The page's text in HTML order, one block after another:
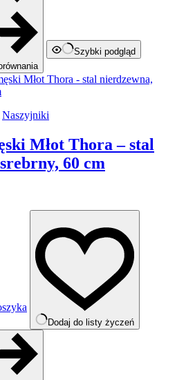
Szybki podgląd
Naszyjniki
Młot Thora – stal
60 cm
Dodaj do listy życzeń